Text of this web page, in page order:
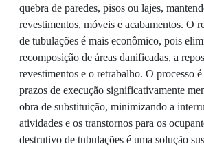
quebra de paredes, pisos ou lajes,
revestimentos, móveis e acabamentos. O
de tubulações é mais econômico, pois
recomposição de áreas danificadas, a
revestimentos e o retrabalho. O processo
prazos de execução significativamente
obra de substituição, minimizando a
atividades e os transtornos para os
destrutivo de tubulações é uma solução